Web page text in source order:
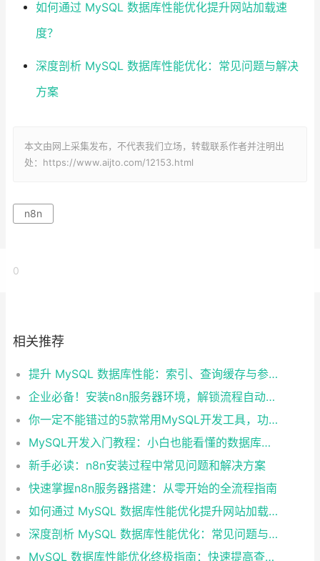
如何通过 MySQL 数据库性能优化提升网站加载速
度？
深度剖析 MySQL 数据库性能优化：常见问题与解决
方案
本文由网上采集发布，不代表我们立场，转载联系作者并注明出
处：https://www.aijto.com/12153.html
n8n
0
相关推荐
提升 MySQL 数据库性能：索引、查询缓存与参数优化全解析
企业必备！安装n8n服务器环境，解锁流程自动化工具
你一定不能错过的5款常用MySQL开发工具，功能强大又好用
MySQL开发入门教程：小白也能看懂的数据库指南
新手必读：n8n安装过程中常见问题和解决方案
快速掌握n8n服务器搭建：从零开始的全流程指南
如何通过 MySQL 数据库性能优化提升网站加载速度？
深度剖析 MySQL 数据库性能优化：常见问题与解决方案
MySQL 数据库性能优化终极指南：快速提高查询效率的10个技巧